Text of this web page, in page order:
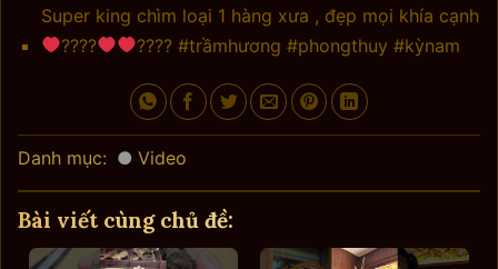
Super king chìm loại 1 hàng xưa , đẹp mọi khía cạnh
‍????
‍???? #trầmhương #phongthuy #kỳnam
Danh mục: Video
Bài viết cùng chủ đề: